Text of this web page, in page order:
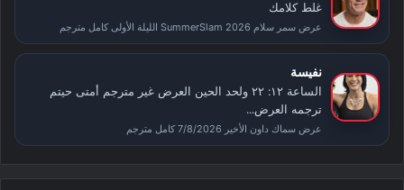
غلط كلامك
عرض سمر سلام SummerSlam 2026 الليلة الأولى كامل مترجم
نفيسة
الساعة ١٢: ٢٢ ولحد الحين العرض غير مترجم أمتى حيتم
ترجمه العرض...
عرض سماك داون الأخير 7/8/2026 كامل مترجم